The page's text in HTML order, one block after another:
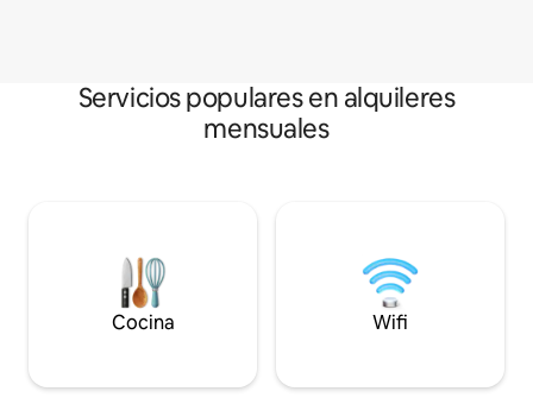
Servicios populares en alquileres
mensuales
Cocina Wifi